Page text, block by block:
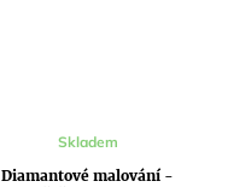
Diamantové malování -
Skladem